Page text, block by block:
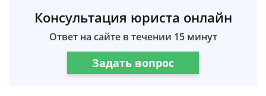
Консультация юриста онлайн
Ответ на сайте в течении 15 минут
Задать вопрос